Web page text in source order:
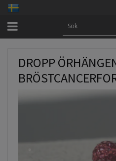
DROPP